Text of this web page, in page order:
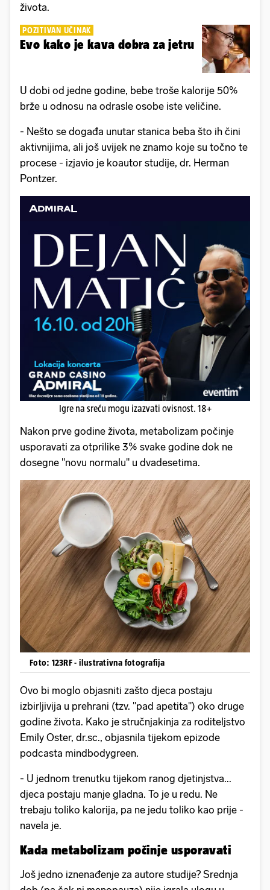
života.
POZITIVAN UČINAK
Evo kako je kava dobra za jetru
U dobi od jedne godine, bebe troše kalorije 50%
brže u odnosu na odrasle osobe iste veličine.
- Nešto se događa unutar stanica beba što ih čini
aktivnijima, ali još uvijek ne znamo koje su točno te
procese - izjavio je koautor studije, dr. Herman
Pontzer.
Igre na sreću mogu izazvati ovisnost. 18+
Nakon prve godine života, metabolizam počinje
usporavati za otprilike 3% svake godine dok ne
dosegne "novu normalu" u dvadesetima.
Foto: 123RF - ilustrativna fotografija
Ovo bi moglo objasniti zašto djeca postaju
izbirljivija u prehrani (tzv. "pad apetita") oko druge
godine života. Kako je stručnjakinja za roditeljstvo
Emily Oster, dr.sc., objasnila tijekom epizode
podcasta mindbodygreen.
- U jednom trenutku tijekom ranog djetinjstva...
djeca postaju manje gladna. To je u redu. Ne
trebaju toliko kalorija, pa ne jedu toliko kao prije -
navela je.
Kada metabolizam počinje usporavati
Još jedno iznenađenje za autore studije? Srednja